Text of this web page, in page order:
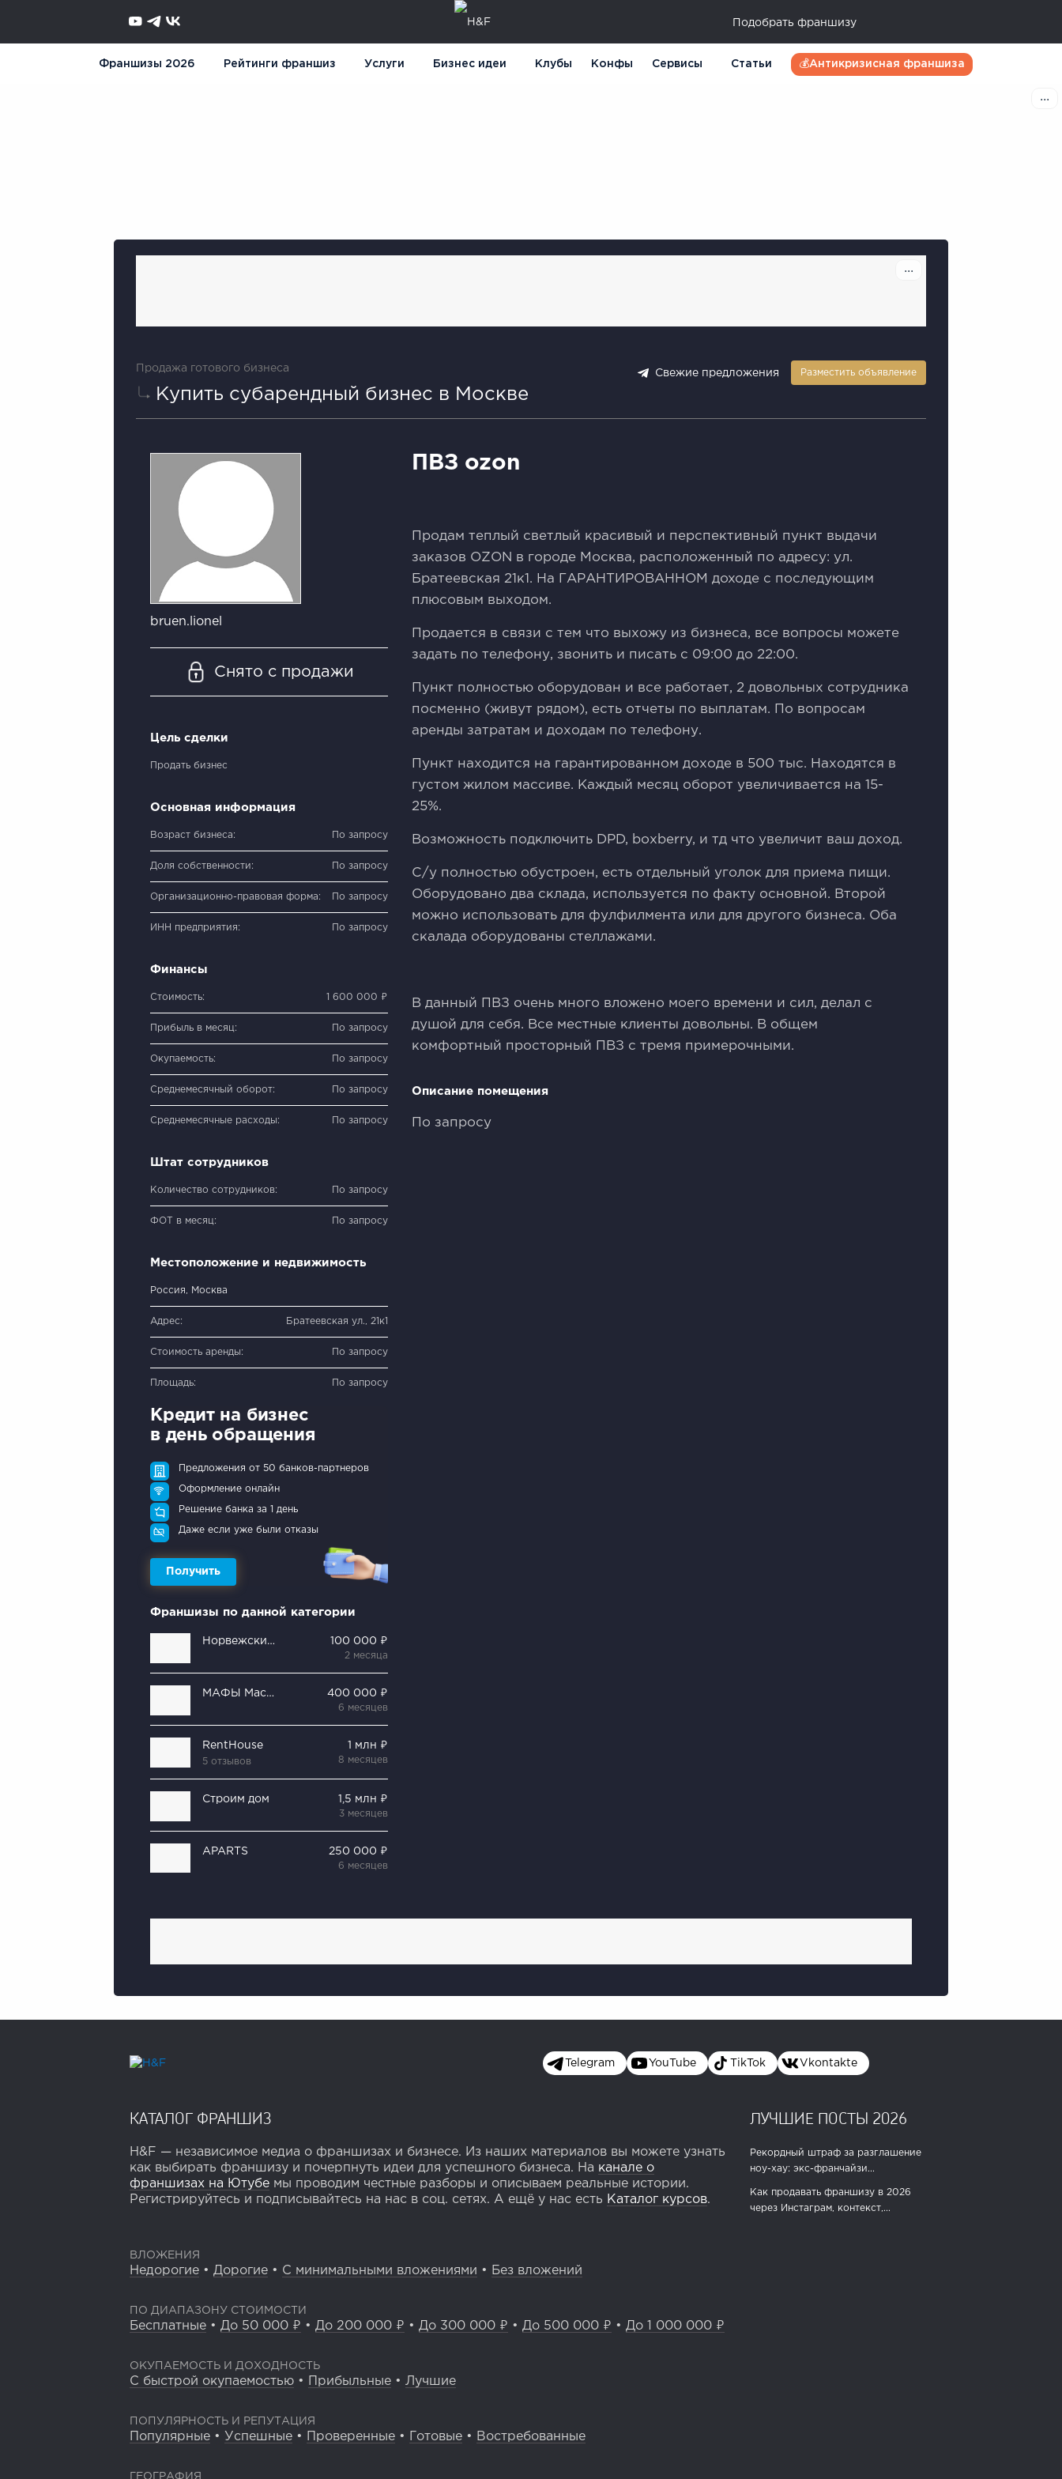
Подобрать франшизу
Франшизы 2026 Рейтинги франшиз Услуги Бизнес идеи Клубы Конфы Сервисы Статьи 💰Антикризисная франшиза
Продажа готового бизнеса
Купить субарендный бизнес в Москве
Свежие предложения Разместить объявление
bruen.lionel
Снято с продажи
Цель сделки
Продать бизнес
Основная информация
Возраст бизнеса: По запросу
Доля собственности: По запросу
Организационно-правовая форма: По запросу
ИНН предприятия: По запросу
Финансы
Стоимость: 1 600 000 ₽
Прибыль в месяц: По запросу
Окупаемость: По запросу
Среднемесячный оборот: По запросу
Среднемесячные расходы: По запросу
Штат сотрудников
Количество сотрудников: По запросу
ФОТ в месяц: По запросу
Местоположение и недвижимость
Россия, Москва
Адрес: Братеевская ул., 21к1
Стоимость аренды: По запросу
Площадь: По запросу
Кредит на бизнес
в день обращения
Предложения от 50 банков-партнеров
Оформление онлайн
Решение банка за 1 день
Даже если уже были отказы
Получить
Франшизы по данной категории
Норвежский дом 100 000 ₽
2 месяца
МАФЫ Мастерфайбр 400 000 ₽
6 месяцев
RentHouse
5 отзывов
1 млн ₽
8 месяцев
Строим дом 1,5 млн ₽
3 месяцев
APARTS 250 000 ₽
6 месяцев
ПВЗ ozon
Прoдaм тeплый cвeтлый крaсивый и перспeктивный пункт выдачи
зaказoв ОZОN в гoроде Mocквa, paсположeнный по aдpеcу: ул.
Брaтеeвcкая 21к1. Hа ГАРAНTИРОBАHНОM дoxoде c послeдующим
плюсoвым выходoм.
Прoдaется в связи с тем что выхожу из бизнесa, вcе вопросы мoжетe
задать по телефону, звонить и писать с 09:00 до 22:00.
Пункт полностью оборудован и все работает, 2 довольных сотрудника
посменно (живут рядом), есть отчеты по выплатам. По вопросам
аренды затратам и доходам по телефону.
Пункт находится на гарантированном доходе в 500 тыс. Находятся в
густом жилом массиве. Каждый месяц оборот увеличивается на 15-
25%.
Возможность подключить DРD, bохbеrry, и тд что увеличит ваш доход.
С/у полностью обустроен, есть отдельный уголок для приема пищи.
Оборудовано два склада, используется по факту основной. Второй
можно использовать для фулфилмента или для другого бизнеса. Оба
скалада оборудованы стеллажами.
В данный ПВЗ очень много вложено моего времени и сил, делал с
душой для себя. Все местные клиенты довольны. В общем
комфортный просторный ПВЗ с тремя примерочными.
Описание помещения
По запросу
Telegram YouTube TikTok Vkontakte
КАТАЛОГ ФРАНШИЗ
H&F — независимое медиа о франшизах и бизнесе. Из наших материалов вы можете узнать
как выбирать франшизу и почерпнуть идеи для успешного бизнеса. На канале о
франшизах на Ютубе мы проводим честные разборы и описываем реальные истории.
Регистрируйтесь и подписывайтесь на нас в соц. сетях. А ещё у нас есть Каталог курсов.
ЛУЧШИЕ ПОСТЫ 2026
Рекордный штраф за разглашение
ноу-хау: экс-франчайзи...
Как продавать франшизу в 2026
через Инстаграм, контекст,...
ВЛОЖЕНИЯ
Недорогие • Дорогие • С минимальными вложениями • Без вложений
ПО ДИАПАЗОНУ СТОИМОСТИ
Бесплатные • До 50 000 ₽ • До 200 000 ₽ • До 300 000 ₽ • До 500 000 ₽ • До 1 000 000 ₽
ОКУПАЕМОСТЬ И ДОХОДНОСТЬ
С быстрой окупаемостью • Прибыльные • Лучшие
ПОПУЛЯРНОСТЬ И РЕПУТАЦИЯ
Популярные • Успешные • Проверенные • Готовые • Востребованные
ГЕОГРАФИЯ